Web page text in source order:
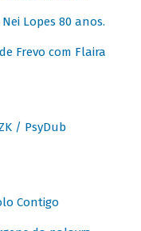
Lopes 80 anos.
Frevo com Flaira
/ PsyDub
Contigo